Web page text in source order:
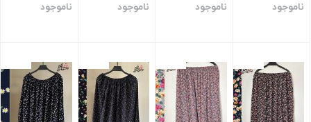
مشکی
ناموجود
توسی
ناموجود
مشکی
ناموجود
توسی
ناموجود